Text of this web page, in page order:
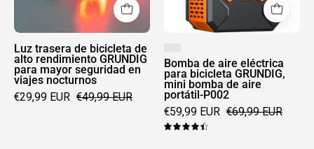
rendimiento
GRUNDIG
para
mayor
seguridad
en
Luz trasera de bicicleta de
alto rendimiento GRUNDIG
para mayor seguridad en
viajes nocturnos
€29,99 EUR €49,99 EUR
GRUNDIG,
mini
de
aire
P002
Bomba de aire eléctrica
para bicicleta GRUNDIG,
mini bomba de aire
portátil-P002
€59,99 EUR €69,99 EUR